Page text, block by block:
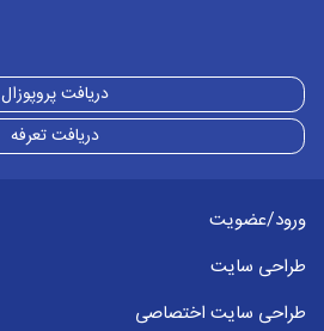
دریافت پروپوزال
دریافت تعرفه
ورود/عضویت
طراحی سایت
طراحی سایت اختصاصی